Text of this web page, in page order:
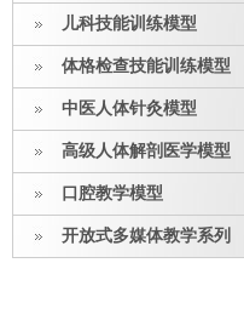
儿科技能训练模型
体格检查技能训练模型
中医人体针灸模型
高级人体解剖医学模型
口腔教学模型
开放式多媒体教学系列